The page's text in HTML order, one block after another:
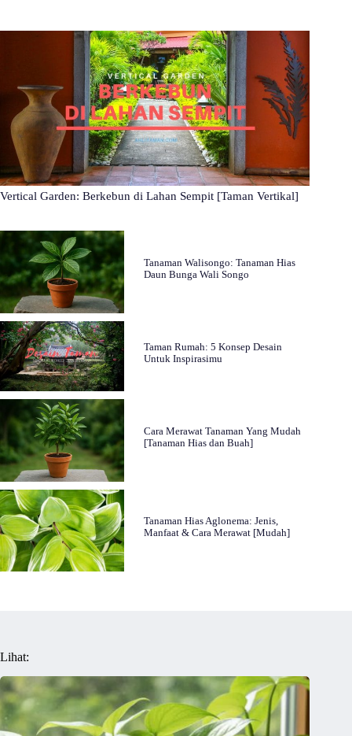
Vertical Garden: Berkebun di Lahan Sempit [Taman Vertikal]
Tanaman Walisongo: Tanaman Hias
Daun Bunga Wali Songo
Taman Rumah: 5 Konsep Desain
Untuk Inspirasimu
Cara Merawat Tanaman Yang Mudah
[Tanaman Hias dan Buah]
Tanaman Hias Aglonema: Jenis,
Manfaat & Cara Merawat [Mudah]
Lihat: